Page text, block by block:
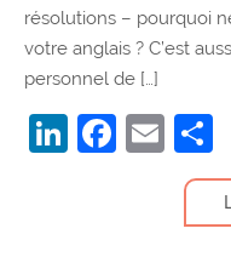
résolutions – pourquoi
votre anglais ? C’est
personnel de […]
LinkedIn